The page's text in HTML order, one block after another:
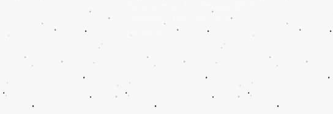
LT-66382 Druskininkai,
Lituânia